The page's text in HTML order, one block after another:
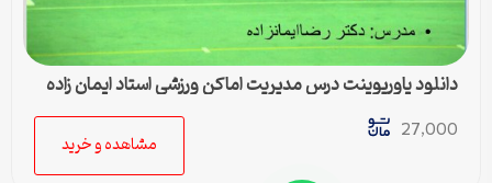
دانلود پاورپوینت درس مدیریت اماکن ورزشی استاد ایمان زاده
27,000
مشاهده و خرید